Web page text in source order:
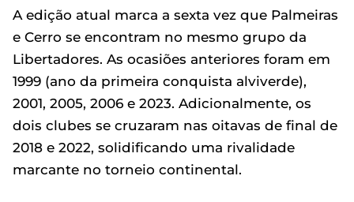
A edição atual marca a sexta vez que Palmeiras
e Cerro se encontram no mesmo grupo da
Libertadores. As ocasiões anteriores foram em
1999 (ano da primeira conquista alviverde),
2001, 2005, 2006 e 2023. Adicionalmente, os
dois clubes se cruzaram nas oitavas de final de
2018 e 2022, solidificando uma rivalidade
marcante no torneio continental.